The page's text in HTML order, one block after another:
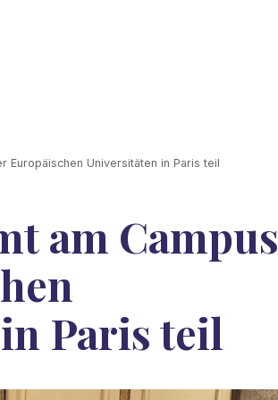
Europäischen Universitäten in Paris teil
am Campus
Paris teil